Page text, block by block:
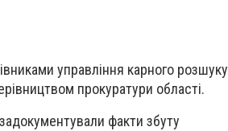
управління карного розшуку
прокуратури області.
факти збуту